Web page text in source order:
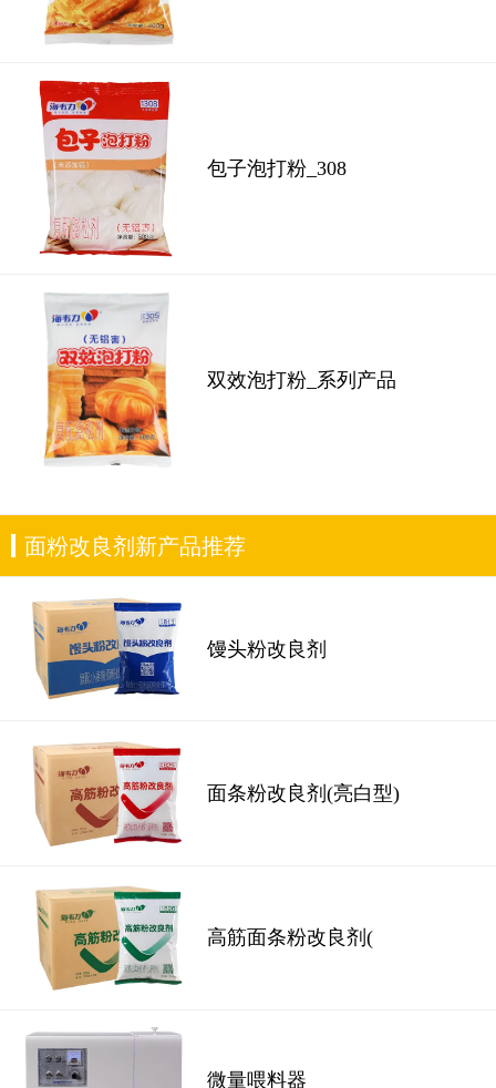
包子泡打粉_308
双效泡打粉_系列产品
面粉改良剂新产品推荐
馒头粉改良剂
面条粉改良剂(亮白型)
高筋面条粉改良剂(
微量喂料器